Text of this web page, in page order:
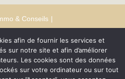
& Conseils
– RGPD Nederlands
générales
afin de fournir les services et
sur notre site et afin d’améliorer
Les cookies sont des données
sur votre ordinateur ou sur tout